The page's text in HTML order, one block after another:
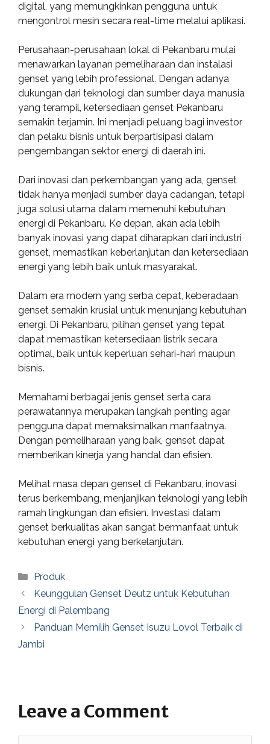
digital, yang memungkinkan pengguna untuk
mengontrol mesin secara real-time melalui aplikasi.
Perusahaan-perusahaan lokal di Pekanbaru mulai
menawarkan layanan pemeliharaan dan instalasi
genset yang lebih professional. Dengan adanya
dukungan dari teknologi dan sumber daya manusia
yang terampil, ketersediaan genset Pekanbaru
semakin terjamin. Ini menjadi peluang bagi investor
dan pelaku bisnis untuk berpartisipasi dalam
pengembangan sektor energi di daerah ini.
Dari inovasi dan perkembangan yang ada, genset
tidak hanya menjadi sumber daya cadangan, tetapi
juga solusi utama dalam memenuhi kebutuhan
energi di Pekanbaru. Ke depan, akan ada lebih
banyak inovasi yang dapat diharapkan dari industri
genset, memastikan keberlanjutan dan ketersediaan
energi yang lebih baik untuk masyarakat.
Dalam era modern yang serba cepat, keberadaan
genset semakin krusial untuk menunjang kebutuhan
energi. Di Pekanbaru, pilihan genset yang tepat
dapat memastikan ketersediaan listrik secara
optimal, baik untuk keperluan sehari-hari maupun
bisnis.
Memahami berbagai jenis genset serta cara
perawatannya merupakan langkah penting agar
pengguna dapat memaksimalkan manfaatnya.
Dengan pemeliharaan yang baik, genset dapat
memberikan kinerja yang handal dan efisien.
Melihat masa depan genset di Pekanbaru, inovasi
terus berkembang, menjanjikan teknologi yang lebih
ramah lingkungan dan efisien. Investasi dalam
genset berkualitas akan sangat bermanfaat untuk
kebutuhan energi yang berkelanjutan.
Categories
Produk
Keunggulan Genset Deutz untuk Kebutuhan
Energi di Palembang
Panduan Memilih Genset Isuzu Lovol Terbaik di
Jambi
Leave a Comment